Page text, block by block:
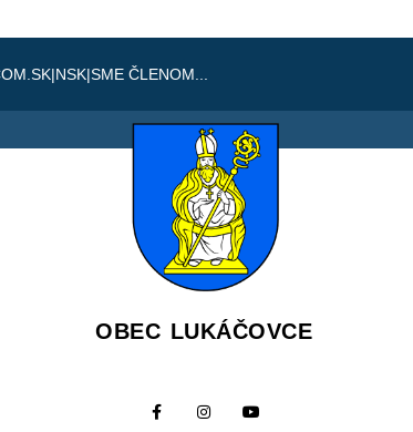
|NSK|SME ČLENOM...
OBEC LUKÁČOVCE